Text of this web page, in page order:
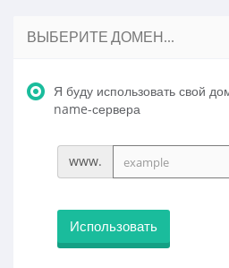
ВЫБЕРИТЕ ДОМЕН...
Я буду использовать свой
name-сервера
www.
Использовать